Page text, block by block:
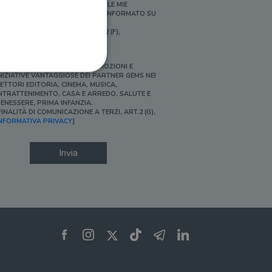
PERSONALIZZATE E IN LINEA CON LE MIE
ABITUDINI DI ACQUISTO, ESSERE INFORMATO SU
[FINALITÀ DI PROFILAZIONE, ART.2 (F),
SÌ, DESIDERO ACCEDERE A PROMOZIONI E
VANTAGGIOSE DEI PARTNER GEMS NEI
EDITORIA, CINEMA, MUSICA,
CASA E ARREDO, SALUTE E
PRIMA INFANZIA.
DI COMUNICAZIONE A TERZI, ART.2 (G),
PRIVACY]
Invia
dell'account. Il sito
per il dominio corrente.